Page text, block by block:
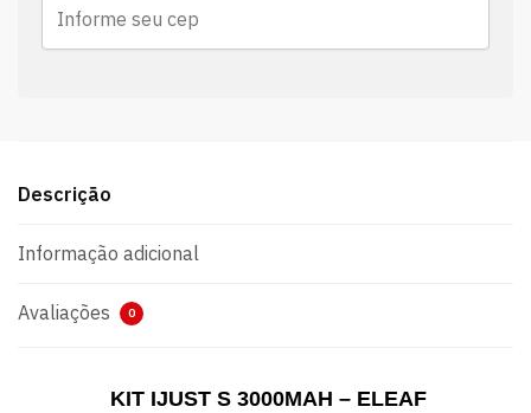
Descrição
Informação adicional
Avaliações 0
KIT IJUST S 3000MAH – ELEAF